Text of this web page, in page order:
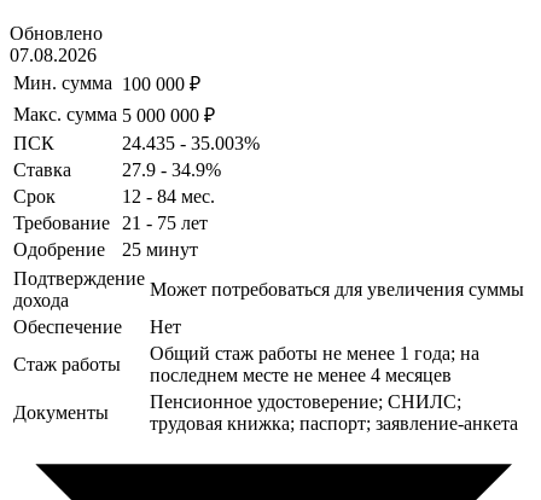
Обновлено
07.08.2026
Мин. сумма 100 000 ₽
Макс. сумма 5 000 000 ₽
ПСК
24.435 - 35.003%
Ставка
27.9 - 34.9%
Срок
12 - 84 мес.
Требование
21 - 75 лет
Одобрение
25 минут
Подтверждение
дохода
Может потребоваться для увеличения суммы
Обеспечение
Нет
Стаж работы
Общий стаж работы не менее 1 года; на
последнем месте не менее 4 месяцев
Документы
Пенсионное удостоверение; СНИЛС;
трудовая книжка; паспорт; заявление-анкета